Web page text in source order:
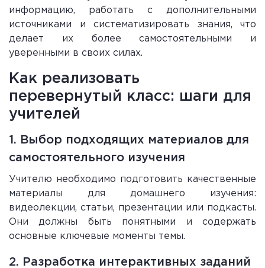
информацию, работать с дополнительными
источниками и систематизировать знания, что
делает их более самостоятельными и
уверенными в своих силах.
Как реализовать
перевернутый класс: шаги для
учителей
1. Выбор подходящих материалов для
самостоятельного изучения
Учителю необходимо подготовить качественные
материалы для домашнего изучения:
видеолекции, статьи, презентации или подкасты.
Они должны быть понятными и содержать
основные ключевые моменты темы.
2. Разработка интерактивных заданий